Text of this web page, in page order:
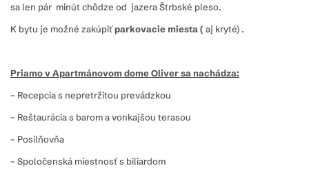
sa len pár minút chôdze od jazera Štrbské pleso.
K bytu je možné zakúpiťparkovacie miesta ( aj kryté) .
Priamo v Apartmánovom dome Oliver sa nachádza:
– Recepcia s nepretržitou prevádzkou
– Reštaurácia s barom a vonkajšou terasou
– Posilňovňa
– Spoločenská miestnosť s biliardom